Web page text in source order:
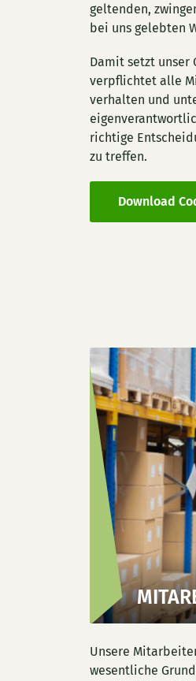
geltenden,
bei uns gelebten
Damit setzt unser
verpflichtet alle
verhalten und
richtige
zu treffen.
Download
Unsere
wesentliche